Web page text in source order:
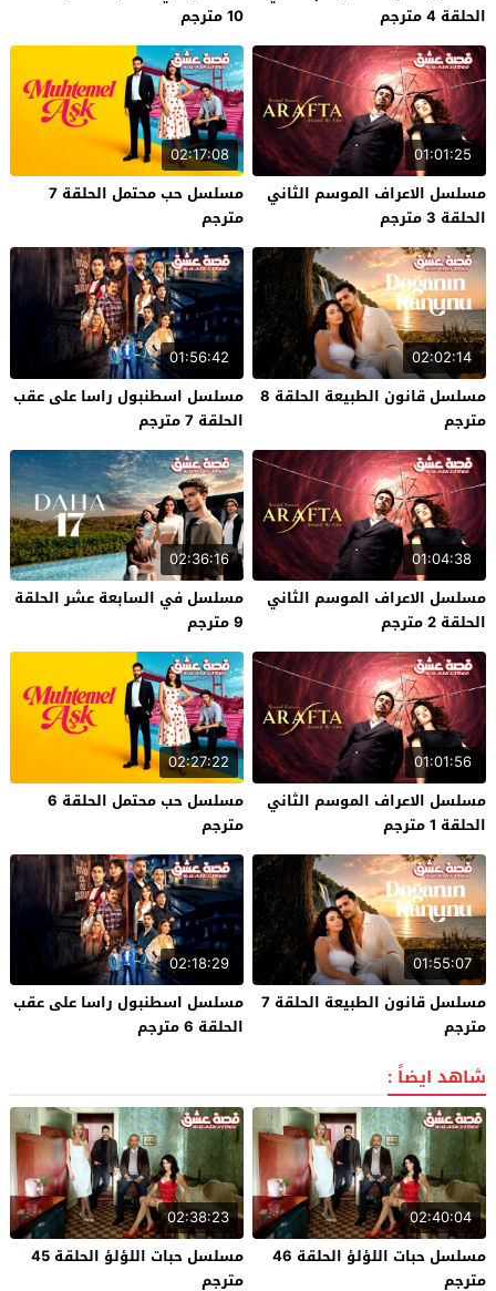
الحلقة 4 مترجم
10 مترجم
01:01:25
مسلسل الاعراف الموسم الثاني
الحلقة 3 مترجم
02:17:08
مسلسل حب محتمل الحلقة 7
مترجم
02:02:14
مسلسل قانون الطبيعة الحلقة 8
مترجم
01:56:42
مسلسل اسطنبول راسا على عقب
الحلقة 7 مترجم
01:04:38
مسلسل الاعراف الموسم الثاني
الحلقة 2 مترجم
02:36:16
مسلسل في السابعة عشر الحلقة
9 مترجم
01:01:56
مسلسل الاعراف الموسم الثاني
الحلقة 1 مترجم
02:27:22
مسلسل حب محتمل الحلقة 6
مترجم
01:55:07
مسلسل قانون الطبيعة الحلقة 7
مترجم
02:18:29
مسلسل اسطنبول راسا على عقب
الحلقة 6 مترجم
شاهد ايضاً :
02:40:04
مسلسل حبات اللؤلؤ الحلقة 46
مترجم
02:38:23
مسلسل حبات اللؤلؤ الحلقة 45
مترجم